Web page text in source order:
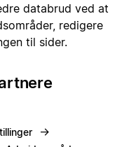
databrud ved at
redigere
til sider.
→